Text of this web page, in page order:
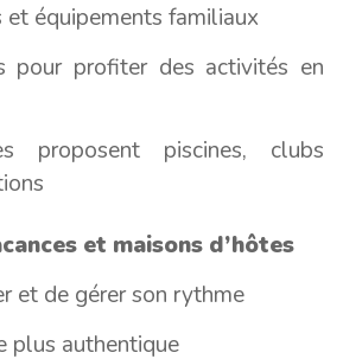
équipements familiaux
pour profiter des activités en
proposent piscines, clubs
et maisons d’hôtes
et de gérer son rythme
plus authentique